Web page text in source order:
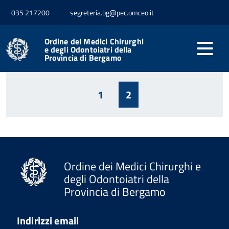
035 217200 segreteria.bg@pec.omceo.it
Ordine dei Medici Chirurghi
e degli Odontoiatri della
Provincia di Bergamo
Home Professione Notizie dall'Ordine
Tutte le news relative all'Ordine
1 2
Ordine dei Medici Chirurghi e
degli Odontoiatri della
Provincia di Bergamo
Indirizzi email